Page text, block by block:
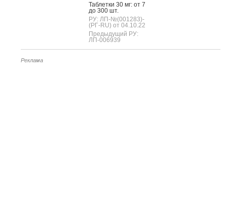
Таб­летки 30 мг: от 7
до 300 шт.
РУ: ЛП-№(001283)-
(РГ-RU) от 04.10.22
Предыдущий РУ:
ЛП-006939
Реклама